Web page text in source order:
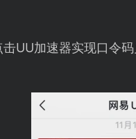
UU加速器实现口令